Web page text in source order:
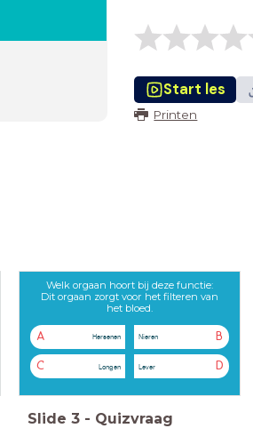
Start les
Printen
Welk orgaan hoort bij deze functie:
Dit orgaan zorgt voor het filteren van
het bloed.
A Hersenen B
Nieren
C Longen D
Lever
Slide 3 - Quizvraag